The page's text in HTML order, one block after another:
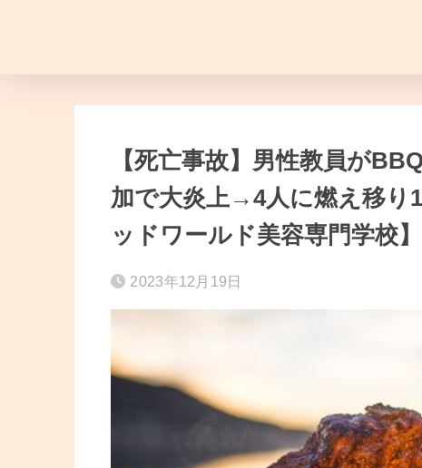
【死亡事故】男性教員が
加で大炎上→4人に燃え移り
ッドワールド美容専門学校】
2023年12月19日